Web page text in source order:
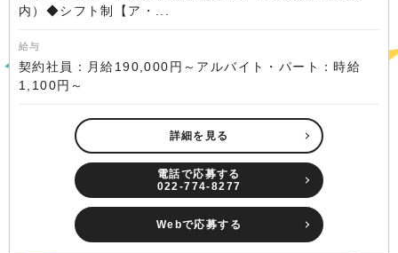
内）◆シフト制【ア・...
給与
契約社員：月給190,000円～アルバイト・パート：時給
1,100円～
詳細を見る
電話で応募する
022-774-8277
Webで応募する